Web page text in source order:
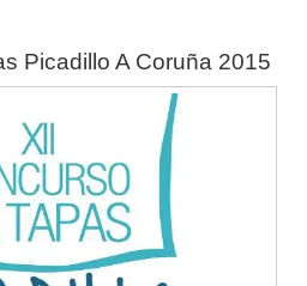
Picadillo A Coruña 2015